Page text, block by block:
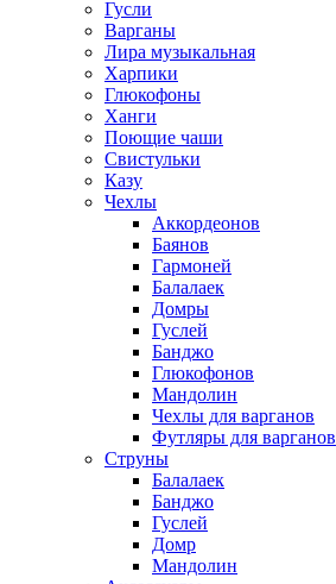
Гусли
Варганы
Лира музыкальная
Харпики
Глюкофоны
Ханги
Поющие чаши
Свистульки
Казу
Чехлы
Аккордеонов
Баянов
Гармоней
Балалаек
Домры
Гуслей
Банджо
Глюкофонов
Мандолин
Чехлы для варганов
Футляры для варганов
Струны
Балалаек
Банджо
Гуслей
Домр
Мандолин